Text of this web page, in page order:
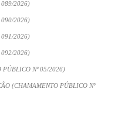
089/2026)
090/2026)
091/2026)
092/2026)
PÚBLICO Nº 05/2026)
(CHAMAMENTO PÚBLICO Nº